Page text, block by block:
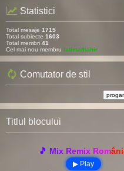
Statistici
Total mesaje 1715
Total subiecte 1603
Total membri 41
Cel mai nou membru fatimathahir
Comutator de stil
Titlul blocului
🎵 Mix Remix
▶ Play